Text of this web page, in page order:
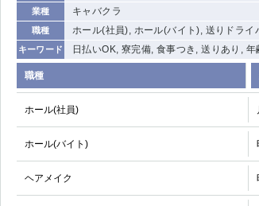
業種 キャバクラ
職種 ホール(社員), ホール(バイト), 送りドライ
キーワード 日払いOK, 寮完備, 食事つき, 送りあり,
職種
ホール(社員)
ホール(バイト)
ヘアメイク
土浦
高崎 館林
該当求人 選択した